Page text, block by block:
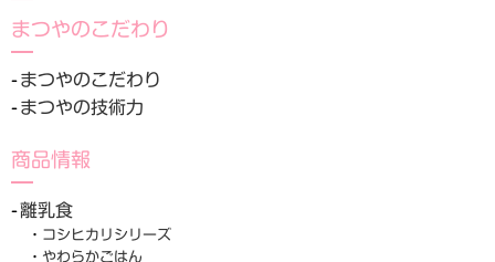
まつやのこだわり
まつやのこだわり
まつやの技術力
商品情報
離乳食
コシヒカリシリーズ
やわらかごはん